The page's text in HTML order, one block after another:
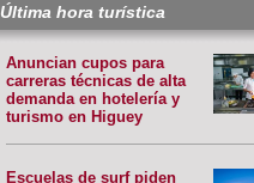
Última hora turística
Anuncian cupos para
carreras técnicas de alta
demanda en hotelería y
turismo en Higuey
Escuelas de surf piden